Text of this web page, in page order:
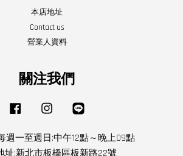
本店地址
Contact us
營業人資料
關注我們
Facebook Instagram
週一至週日:中午12點～晚上09點
址:新北市板橋區板新路22號